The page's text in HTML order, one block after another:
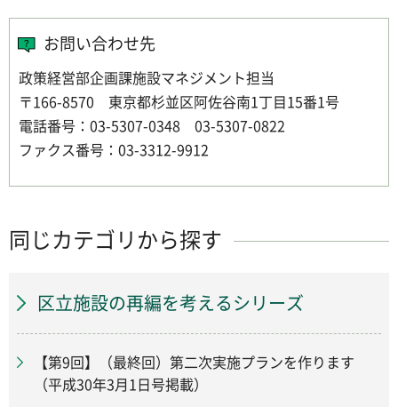
お問い合わせ先
政策経営部企画課施設マネジメント担当
〒166-8570 東京都杉並区阿佐谷南1丁目15番1号
電話番号：03-5307-0348 03-5307-0822
ファクス番号：03-3312-9912
同じカテゴリから探す
区立施設の再編を考えるシリーズ
【第9回】（最終回）第二次実施プランを作ります
（平成30年3月1日号掲載）